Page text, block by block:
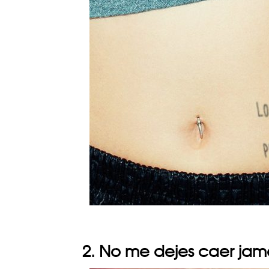
2. No me dejes caer